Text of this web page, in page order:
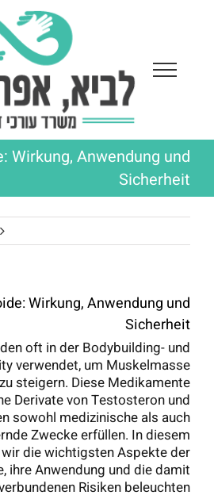
Wirkung, Anwendung und
Sicherheit
Wirkung, Anwendung und
Sicherheit
oft in der Bodybuilding- und
verwendet, um Muskelmasse
steigern. Diese Medikamente
Derivate von Testosteron und
sowohl medizinische als auch
Zwecke erfüllen. In diesem
die wichtigsten Aspekte der
ihre Anwendung und die damit
Risiken beleuchten.